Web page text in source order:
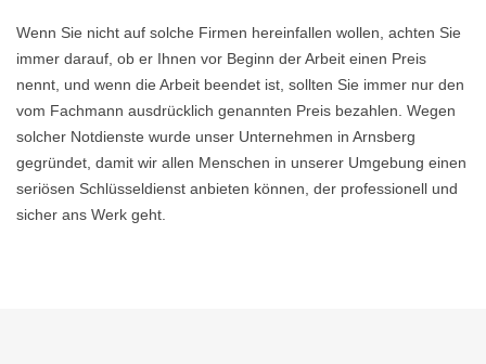
Wenn Sie nicht auf solche Firmen hereinfallen wollen, achten Sie
immer darauf, ob er Ihnen vor Beginn der Arbeit einen Preis
nennt, und wenn die Arbeit beendet ist, sollten Sie immer nur den
vom Fachmann ausdrücklich genannten Preis bezahlen. Wegen
solcher Notdienste wurde unser Unternehmen in Arnsberg
gegründet, damit wir allen Menschen in unserer Umgebung einen
seriösen Schlüsseldienst anbieten können, der professionell und
sicher ans Werk geht.